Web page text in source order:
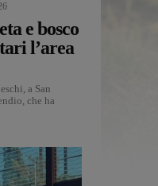
e bosco
l’area
a San
che ha